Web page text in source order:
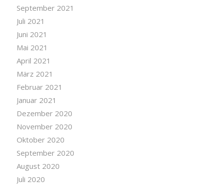
September 2021
Juli 2021
Juni 2021
Mai 2021
April 2021
März 2021
Februar 2021
Januar 2021
Dezember 2020
November 2020
Oktober 2020
September 2020
August 2020
Juli 2020